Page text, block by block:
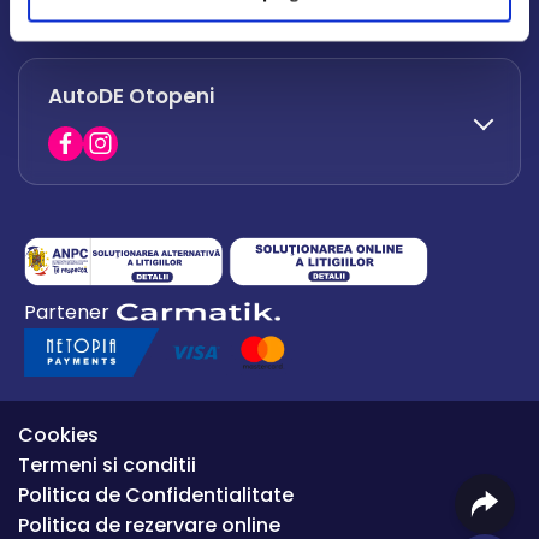
office.afumati@autode.ro
0730 063 852
0730 063 851
AutoDE Otopeni
0754 649 360
office.premium@autode.ro
Partener
Cookies
Termeni si conditii
Politica de Confidentialitate
Politica de rezervare online